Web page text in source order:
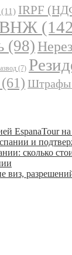
(11) IRPF
ВНЖ
(98)
(7)
(61) Штрафы
EspanaTour
и
сколько
виз,